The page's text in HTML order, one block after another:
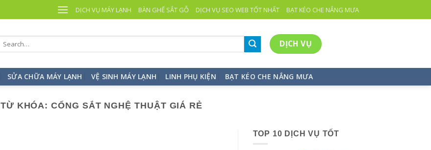
DỊCH VỤ MÁY LẠNH BÀN GHẾ SẮT GỖ DỊCH VỤ SEO WEB TỐT NHẤT BẠT KÉO CHE NẮNG MƯA
DỊCH VỤ
SỬA CHỮA MÁY LẠNH VỆ SINH MÁY LẠNH LINH PHỤ KIỆN BẠT KÉO CHE NẮNG MƯA
TỪ KHÓA:CỔNG SẮT NGHỆ THUẬT GIÁ RẺ
TOP 10 DỊCH VỤ TỐT